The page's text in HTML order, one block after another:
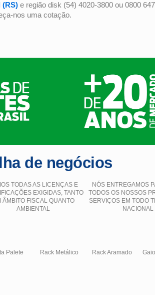
(RS) e região disk (54) 4020-3800 ou 0800
nos uma cotação.
de negócios
TODAS AS LICENÇAS E
EXIGIDAS, TANTO
ÂMBITO FISCAL QUANTO
AMBIENTAL
NÓS ENTREGAMOS
TODOS OS NOSSOS
SERVIÇOS EM TODO
NACIONAL
Palete Rack Metálico Rack Aramado